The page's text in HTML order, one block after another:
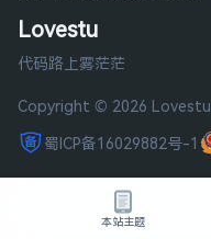
Lovestu
代码路上雾茫茫
Copyright © 2026 Lovestu
蜀ICP备16029882号-1
本站主题